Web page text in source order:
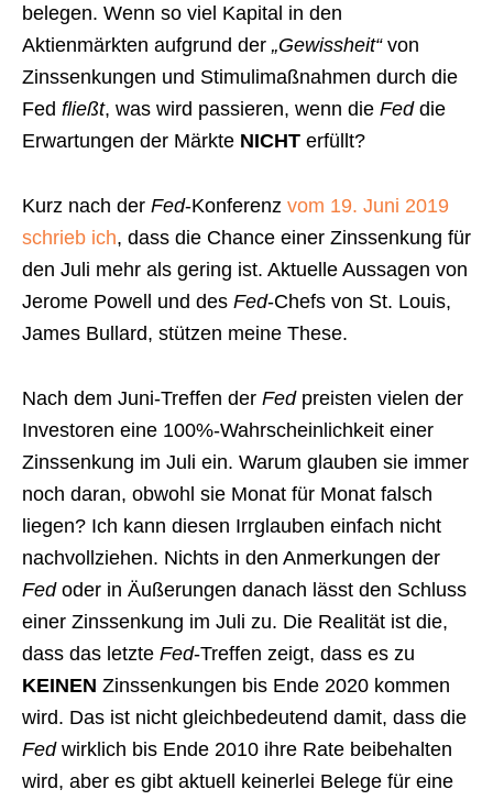
belegen. Wenn so viel Kapital in den
Aktienmärkten aufgrund der „Gewissheit“von
Zinssenkungen und Stimulimaßnahmen durch die
Fed fließt, was wird passieren, wenn die Feddie
Erwartungen der Märkte NICHT erfüllt?
Kurz nach der Fed-Konferenz vom 19. Juni 2019
schrieb ich, dass die Chance einer Zinssenkung für
den Juli mehr als gering ist. Aktuelle Aussagen von
Jerome Powell und des Fed-Chefs von St. Louis,
James Bullard, stützen meine These.
Nach dem Juni-Treffen der Fedpreisten vielen der
Investoren eine 100%-Wahrscheinlichkeit einer
Zinssenkung im Juli ein. Warum glauben sie immer
noch daran, obwohl sie Monat für Monat falsch
liegen? Ich kann diesen Irrglauben einfach nicht
nachvollziehen. Nichts in den Anmerkungen der
Fedoder in Äußerungen danach lässt den Schluss
einer Zinssenkung im Juli zu. Die Realität ist die,
dass das letzte Fed-Treffen zeigt, dass es zu
KEINEN Zinssenkungen bis Ende 2020 kommen
wird. Das ist nicht gleichbedeutend damit, dass die
Fedwirklich bis Ende 2010 ihre Rate beibehalten
wird, aber es gibt aktuell keinerlei Belege für eine